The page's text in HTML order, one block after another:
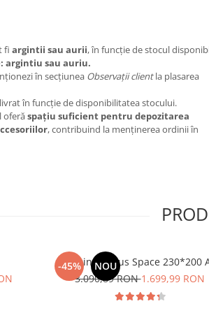
fi argintii sau aurii, în funcție de stocul
argintiu sau auriu.
în secțiunea Observații clientla plasarea
în funcție de disponibilitatea stocului.
oferăspațiu suficient pentru depozitarea
, contribuind la menținerea ordinii în
-45% NOU
Dressing Venus Space 230*200
3.090,89 RON1.699,99 RON